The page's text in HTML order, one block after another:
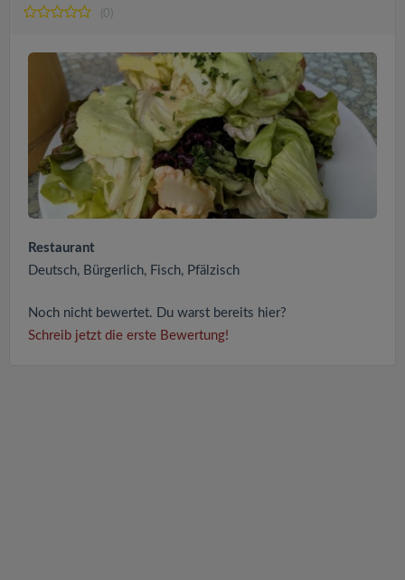
(0)
Restaurant
Deutsch, Bürgerlich, Fisch, Pfälzisch
Noch nicht bewertet. Du warst bereits hier?
Schreib jetzt die erste Bewertung!